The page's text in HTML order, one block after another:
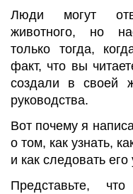
Люди могут
животного, но
только тогда,
факт, что вы
создали в своей
руководства.
Вот почему я
о том, как узнать,
и как следовать его
Представьте,